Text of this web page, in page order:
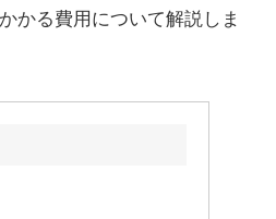
かる費用について解説しま